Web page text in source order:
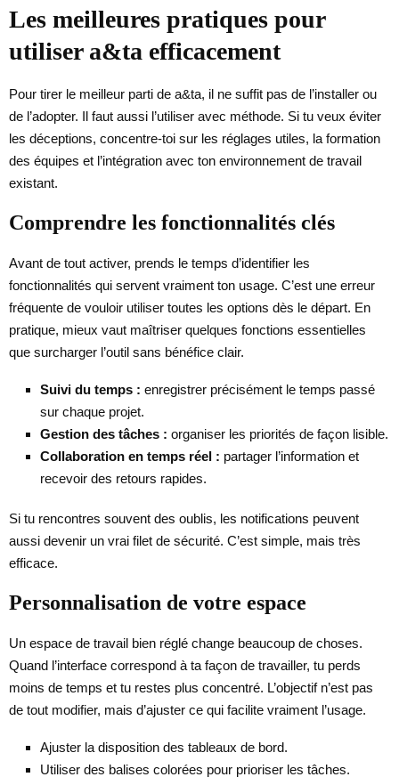
Les meilleures pratiques pour
utiliser a&ta efficacement
Pour tirer le meilleur parti de a&ta, il ne suffit pas de l’installer ou
de l’adopter. Il faut aussi l’utiliser avec méthode. Si tu veux éviter
les déceptions, concentre-toi sur les réglages utiles, la formation
des équipes et l’intégration avec ton environnement de travail
existant.
Comprendre les fonctionnalités clés
Avant de tout activer, prends le temps d’identifier les
fonctionnalités qui servent vraiment ton usage. C’est une erreur
fréquente de vouloir utiliser toutes les options dès le départ. En
pratique, mieux vaut maîtriser quelques fonctions essentielles
que surcharger l’outil sans bénéfice clair.
Suivi du temps : enregistrer précisément le temps passé
sur chaque projet.
Gestion des tâches : organiser les priorités de façon lisible.
Collaboration en temps réel : partager l’information et
recevoir des retours rapides.
Si tu rencontres souvent des oublis, les notifications peuvent
aussi devenir un vrai filet de sécurité. C’est simple, mais très
efficace.
Personnalisation de votre espace
Un espace de travail bien réglé change beaucoup de choses.
Quand l’interface correspond à ta façon de travailler, tu perds
moins de temps et tu restes plus concentré. L’objectif n’est pas
de tout modifier, mais d’ajuster ce qui facilite vraiment l’usage.
Ajuster la disposition des tableaux de bord.
Utiliser des balises colorées pour prioriser les tâches.